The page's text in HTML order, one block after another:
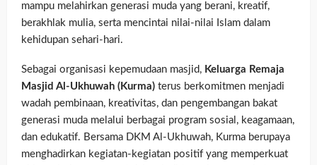
mampu melahirkan generasi muda yang berani, kreatif,
berakhlak mulia, serta mencintai nilai-nilai Islam dalam
kehidupan sehari-hari.
Sebagai organisasi kepemudaan masjid, Keluarga Remaja
Masjid Al-Ukhuwah (Kurma) terus berkomitmen menjadi
wadah pembinaan, kreativitas, dan pengembangan bakat
generasi muda melalui berbagai program sosial, keagamaan,
dan edukatif. Bersama DKM Al-Ukhuwah, Kurma berupaya
menghadirkan kegiatan-kegiatan positif yang memperkuat